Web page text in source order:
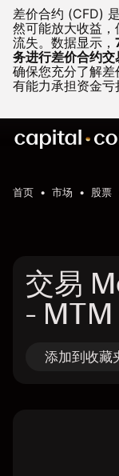
差价合约 (CFD)
然可能放大收益
流失。 数据显示，
务进行差价合约交
确保您充分了解
有能力承担资金亏
首页 市场 股票
交易
- MTM
添加到收藏